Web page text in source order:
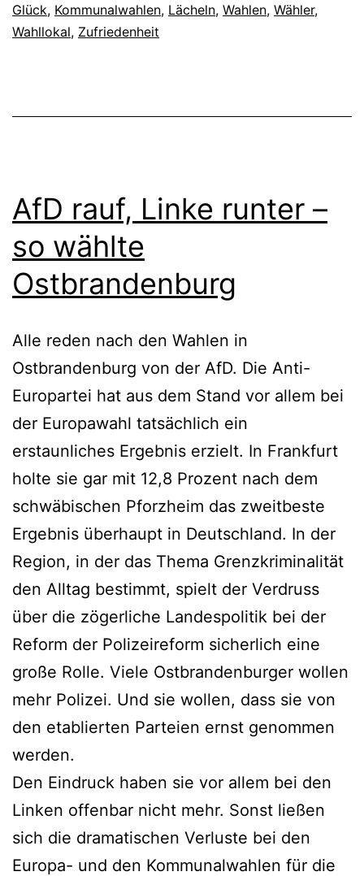
Glück, Kommunalwahlen, Lächeln, Wahlen, Wähler,
Wahllokal, Zufriedenheit
AfD rauf, Linke runter –
so wählte
Ostbrandenburg
Alle reden nach den Wahlen in
Ostbrandenburg von der AfD. Die Anti-
Europartei hat aus dem Stand vor allem bei
der Europawahl tatsächlich ein
erstaunliches Ergebnis erzielt. In Frankfurt
holte sie gar mit 12,8 Prozent nach dem
schwäbischen Pforzheim das zweitbeste
Ergebnis überhaupt in Deutschland. In der
Region, in der das Thema Grenzkriminalität
den Alltag bestimmt, spielt der Verdruss
über die zögerliche Landespolitik bei der
Reform der Polizeireform sicherlich eine
große Rolle. Viele Ostbrandenburger wollen
mehr Polizei. Und sie wollen, dass sie von
den etablierten Parteien ernst genommen
werden.
Den Eindruck haben sie vor allem bei den
Linken offenbar nicht mehr. Sonst ließen
sich die dramatischen Verluste bei den
Europa- und den Kommunalwahlen für die